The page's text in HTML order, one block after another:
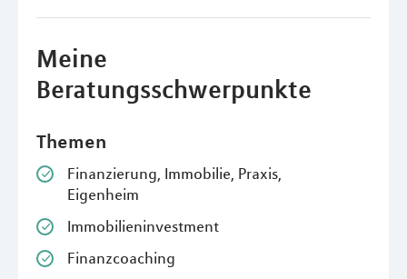
Meine
Beratungsschwerpunkte
Themen
Finanzierung, Immobilie, Praxis,
Eigenheim
Immobilieninvestment
Finanzcoaching